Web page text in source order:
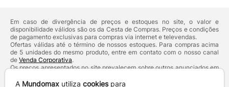
Em caso de divergência de preços e estoques no site, o valor e
disponibilidade válidos são os da Cesta de Compras. Preços e condições
de pagamento exclusivas para compras via internet e televendas.
Ofertas válidas até o término de nossos estoques. Para compras acima
de 5 unidades do mesmo produto, entre em contato com o nosso canal
de Venda Corporativa.
Os preços apresentados no site prevalecem sobre outros anunciados em
Defesa do Consumidor:Lei nº 8.078.
A Mundomax utiliza cookiespara